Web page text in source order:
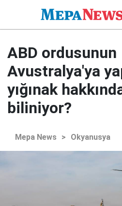
ABD ordusunun
Avustralya'ya
yığınak
biliniyor?
Mepa News > Okyanusya